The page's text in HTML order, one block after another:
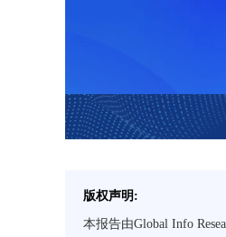
版权声明:
本报告由Global Info